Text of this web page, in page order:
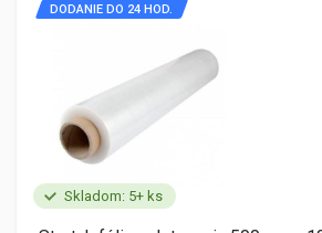
Skladom: 5+ ks
DODANIE DO 24 HOD.